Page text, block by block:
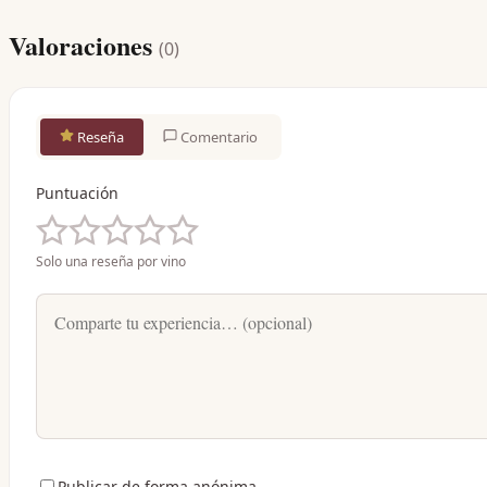
Valoraciones (0)
Reseña Comentario
Puntuación
Solo una reseña por vino